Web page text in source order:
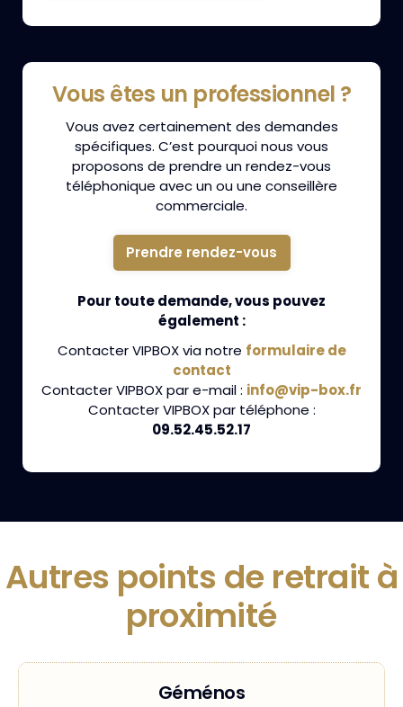
Vous êtes un professionnel ?
Vous avez certainement des demandes
spécifiques. C’est pourquoi nous vous
proposons de prendre un rendez-vous
téléphonique avec un ou une conseillère
commerciale.
Prendre rendez-vous
Pour toute demande, vous pouvez
également :
Contacter VIPBOX via notre formulaire de
contact
Contacter VIPBOX par e-mail : info@vip-box.fr
Contacter VIPBOX par téléphone :
09.52.45.52.17
Autres points de retrait à
proximité
Géménos